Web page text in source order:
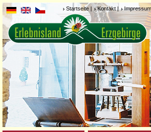
Startseite | Kontakt | Impressum